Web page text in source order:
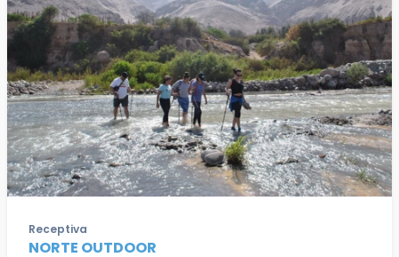
Receptiva
NORTE OUTDOOR